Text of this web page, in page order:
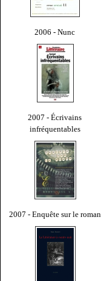
2006 - Nunc
2007 - Écrivains
infréquentables
2007 - Enquête sur le roman